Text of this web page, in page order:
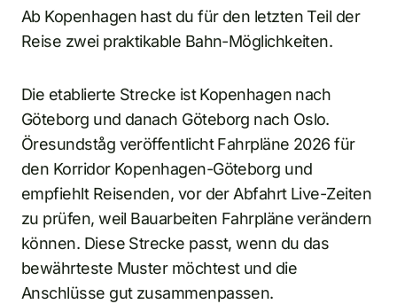
Ab Kopenhagen hast du für den letzten Teil der
Reise zwei praktikable Bahn-Möglichkeiten.
Die etablierte Strecke ist Kopenhagen nach
Göteborg und danach Göteborg nach Oslo.
Öresundståg veröffentlicht Fahrpläne 2026 für
den Korridor Kopenhagen-Göteborg und
empfiehlt Reisenden, vor der Abfahrt Live-Zeiten
zu prüfen, weil Bauarbeiten Fahrpläne verändern
können. Diese Strecke passt, wenn du das
bewährteste Muster möchtest und die
Anschlüsse gut zusammenpassen.